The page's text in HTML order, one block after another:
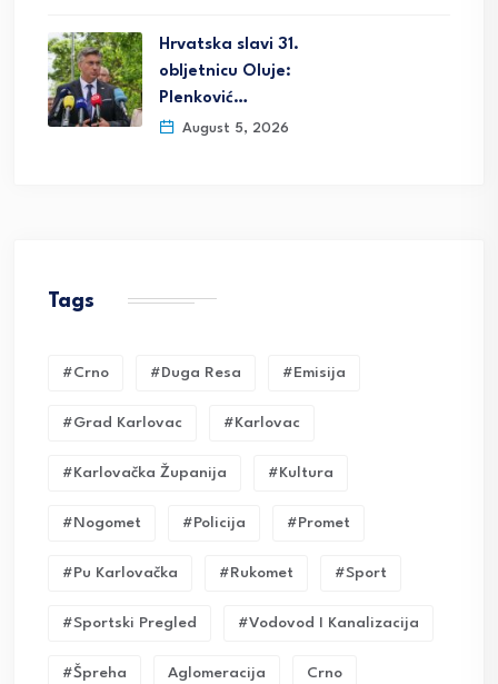
Hrvatska slavi 31.
obljetnicu Oluje:
Plenković…
August 5, 2026
Tags
#crno #duga Resa #emisija
#grad Karlovac #karlovac
#karlovačka Županija #kultura
#nogomet #policija #promet
#pu Karlovačka #rukomet #sport
#sportski Pregled #vodovod I Kanalizacija
#Špreha Aglomeracija Crno